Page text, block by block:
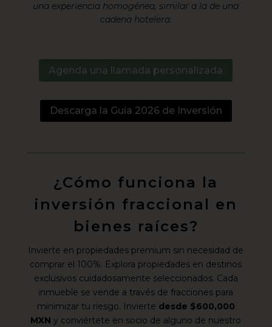
una experiencia homogénea, similar a la de una
cadena hotelera.
Agenda una llamada personalizada
Descarga la Guía 2026 de Inversión
¿Cómo funciona la
inversión fraccional en
bienes raíces?
Invierte en propiedades premium sin necesidad de
comprar el 100%. Explora propiedades en destinos
exclusivos cuidadosamente seleccionados. Cada
inmueble se vende a través de fracciones para
minimizar tu riesgo. Invierte desde $600,000
MXN y conviértete en socio de alguno de nuestro